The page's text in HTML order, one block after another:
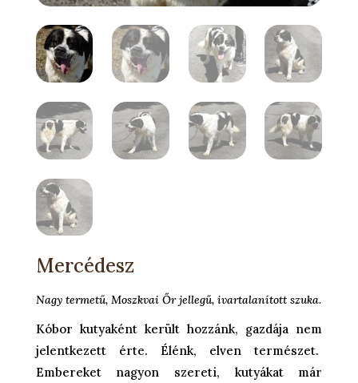
Mercédesz
Nagy termetű, Moszkvai Őr jellegű, ivartalanított szuka.
Kóbor kutyaként került hozzánk, gazdája nem
jelentkezett érte. Élénk, elven természet.
Embereket nagyon szereti, kutyákat már